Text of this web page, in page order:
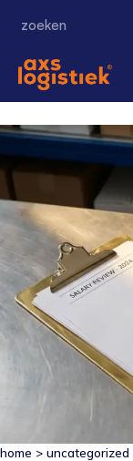
home > uncategorized